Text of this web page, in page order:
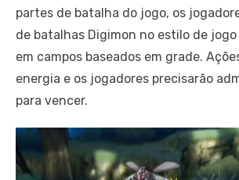
partes de batalha do jogo, os
de batalhas Digimon no estilo de
em campos baseados em grade.
energia e os jogadores precisarão
para vencer.